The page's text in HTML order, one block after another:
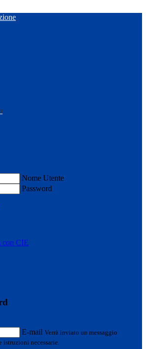
Nome Utente
Password
con CIE
E-mail Verrà inviato un messaggio
necessarie.